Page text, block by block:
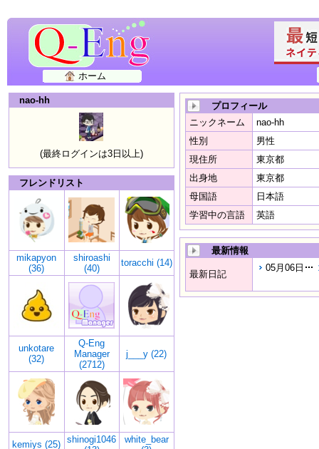
ホーム
nao-hh
(最終ログインは3日以上)
フレンドリスト
mikapyon
(36)
shiroashi
(40)
toracchi (14)
unkotare
(32)
Q-Eng
Manager
(2712)
j___y (22)
kemiys (25) shinogi1046
white_bear
プロフィール
ニックネーム
nao-hh
性別
男性
現住所
東京都
出身地
東京都
母国語
日本語
学習中の言語
英語
最新情報
最新日記
05月06日